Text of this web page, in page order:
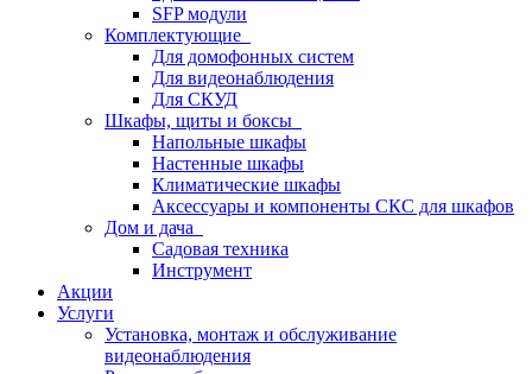
SFP модули
Комплектующие
Для домофонных систем
Для видеонаблюдения
Для СКУД
Шкафы, щиты и боксы
Напольные шкафы
Настенные шкафы
Климатические шкафы
Аксессуары и компоненты СКС для шкафов
Дом и дача
Садовая техника
Инструмент
Акции
Услуги
Установка, монтаж и обслуживание
видеонаблюдения